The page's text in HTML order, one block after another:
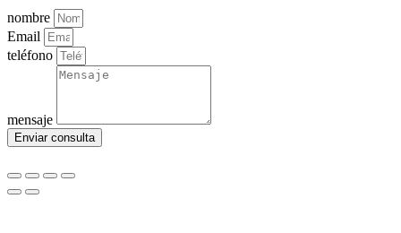
nombre
Email
teléfono
mensaje
Enviar consulta